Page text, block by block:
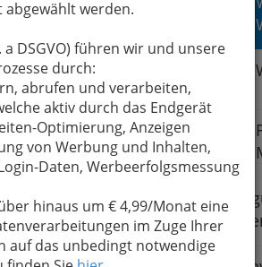
werden.
DSGVO) führen wir und unsere
durch:
abrufen und verarbeiten,
aktiv durch das Endgerät
Optimierung, Anzeigen
von Werbung und Inhalten,
Daten, Werbeerfolgsmessung
hinaus um € 4,99/Monat eine
im Zuge Ihrer
auf das unbedingt notwendige